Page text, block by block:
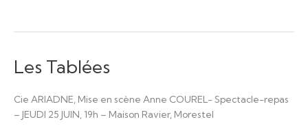
Les Tablées
Cie ARIADNE, Mise en scène Anne COUREL- Spectacle-repas
– JEUDI 25 JUIN, 19h – Maison Ravier, Morestel